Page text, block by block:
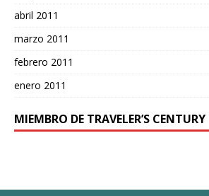
abril 2011
marzo 2011
febrero 2011
enero 2011
MIEMBRO DE TRAVELER’S